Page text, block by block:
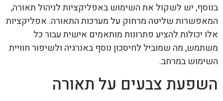
בנוסף, יש לשקול את השימוש באפליקציות לניהול תאורה,
המאפשרות שליטה מרחוק על מערכות התאורה. אפליקציות
אלו יכולות להציע פתרונות מותאמים אישית עבור כל
משתמש, מה שמוביל לחיסכון נוסף באנרגיה ולשיפור חוויית
השימוש במרחב.
השפעת צבעים על תאורה